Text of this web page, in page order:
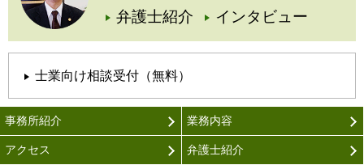
弁護士紹介 インタビュー
士業向け相談受付（無料）
事務所紹介 業務内容
アクセス 弁護士紹介